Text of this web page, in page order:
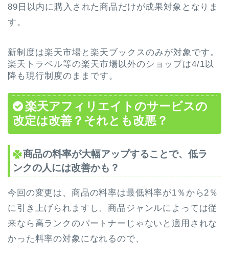
89日以内に購入された商品だけが成果対象となりま
す。
新制度は楽天市場と楽天ブックスのみが対象です。
楽天トラベル等の楽天市場以外のショップは4/1以
降も現行制度のままです。
楽天アフィリエイトのサービスの
改定は改善？それとも改悪？
商品の料率が大幅アップすることで、低ラ
ンクの人には改善かも？
今回の変更は、商品の料率は最低料率が1％から2％
に引き上げられますし、商品ジャンルによっては従
来なら高ランクのパートナーじゃないと適用されな
かった料率の対象になれるので、